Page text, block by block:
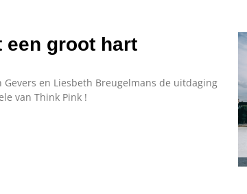
een groot hart
en Liesbeth Breugelmans de uitdaging
van Think Pink !